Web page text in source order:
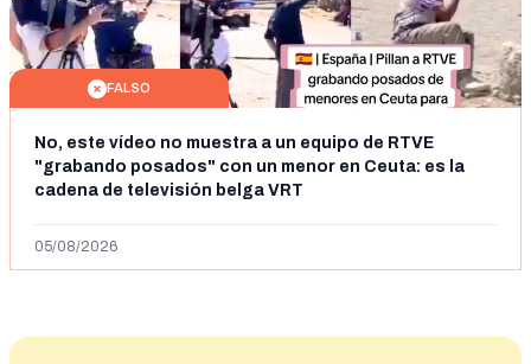
FALSO
No, este vídeo no muestra a un equipo de RTVE
"grabando posados" con un menor en Ceuta: es la
cadena de televisión belga VRT
05/08/2026